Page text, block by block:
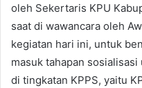
oleh Sekertaris KPU
saat di wawancara oleh
kegiatan hari ini, untuk
masuk tahapan
di tingkatan KPPS, yaitu